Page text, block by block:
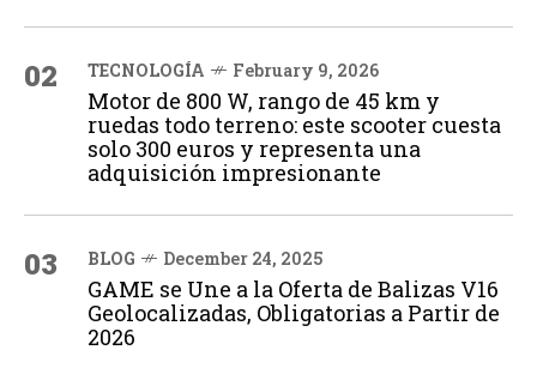
02 TECNOLOGÍA February 9, 2026
Motor de 800 W, rango de 45 km y
ruedas todo terreno: este scooter cuesta
solo 300 euros y representa una
adquisición impresionante
03 BLOG December 24, 2025
GAME se Une a la Oferta de Balizas V16
Geolocalizadas, Obligatorias a Partir de
2026